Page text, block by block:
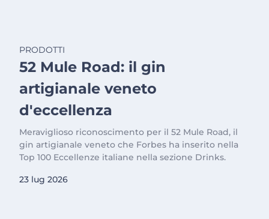
PRODOTTI
52 Mule Road: il gin
artigianale veneto
d'eccellenza
Meraviglioso riconoscimento per il 52 Mule Road, il
gin artigianale veneto che Forbes ha inserito nella
Top 100 Eccellenze italiane nella sezione Drinks.
23 lug 2026